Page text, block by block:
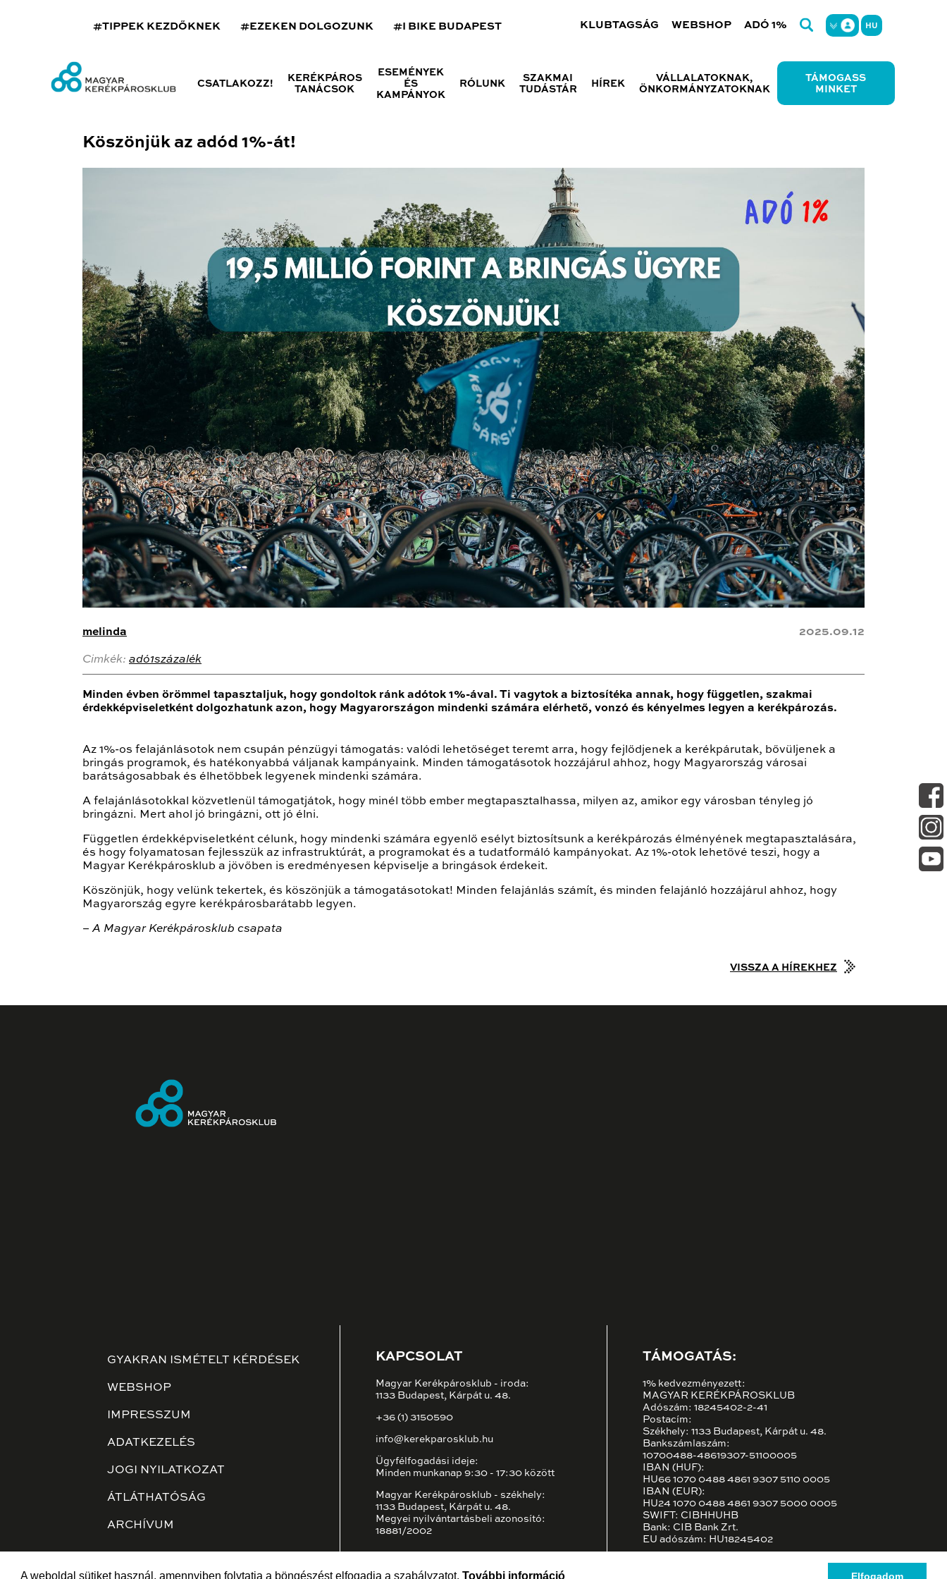
A weboldal sütiket használ, amennyiben folytatja a böngészést elfogadja a szabályzatot. További információ Elfogadom
#TIPPEK KEZDŐKNEK #EZEKEN DOLGOZUNK #I BIKE BUDAPEST KLUBTAGSÁG WEBSHOP ADÓ 1% HU
CSATLAKOZZ!
KERÉKPÁROS
TANÁCSOK
ESEMÉNYEK
ÉS
KAMPÁNYOK
RÓLUNK
SZAKMAI
TUDÁSTÁR
HÍREK
VÁLLALATOKNAK,
ÖNKORMÁNYZATOKNAK
TÁMOGASS
MINKET
Köszönjük az adód 1%-át!
melinda 2025.09.12
Cimkék: adó1százalék
Minden évben örömmel tapasztaljuk, hogy gondoltok ránk adótok 1%-ával. Ti vagytok a biztosítéka annak, hogy független, szakmai
érdekképviseletként dolgozhatunk azon, hogy Magyarországon mindenki számára elérhető, vonzó és kényelmes legyen a kerékpározás.
Az 1%-os felajánlásotok nem csupán pénzügyi támogatás: valódi lehetőséget teremt arra, hogy fejlődjenek a kerékpárutak, bővüljenek a
bringás programok, és hatékonyabbá váljanak kampányaink. Minden támogatásotok hozzájárul ahhoz, hogy Magyarország városai
barátságosabbak és élhetőbbek legyenek mindenki számára.
A felajánlásotokkal közvetlenül támogatjátok, hogy minél több ember megtapasztalhassa, milyen az, amikor egy városban tényleg jó
bringázni. Mert ahol jó bringázni, ott jó élni.
Független érdekképviseletként célunk, hogy mindenki számára egyenlő esélyt biztosítsunk a kerékpározás élményének megtapasztalására,
és hogy folyamatosan fejlesszük az infrastruktúrát, a programokat és a tudatformáló kampányokat. Az 1%-otok lehetővé teszi, hogy a
Magyar Kerékpárosklub a jövőben is eredményesen képviselje a bringások érdekeit.
Köszönjük, hogy velünk tekertek, és köszönjük a támogatásotokat! Minden felajánlás számít, és minden felajánló hozzájárul ahhoz, hogy
Magyarország egyre kerékpárosbarátabb legyen.
– A Magyar Kerékpárosklub csapata
VISSZA A HÍREKHEZ
GYAKRAN ISMÉTELT KÉRDÉSEK
WEBSHOP
IMPRESSZUM
ADATKEZELÉS
JOGI NYILATKOZAT
ÁTLÁTHATÓSÁG
ARCHÍVUM
KAPCSOLAT
Magyar Kerékpárosklub - iroda:
1133 Budapest, Kárpát u. 48.
+36 (1) 3150590
info@kerekparosklub.hu
Ügyfélfogadási ideje:
Minden munkanap 9:30 - 17:30 között
Magyar Kerékpárosklub - székhely:
1133 Budapest, Kárpát u. 48.
Megyei nyilvántartásbeli azonosító:
18881/2002
TÁMOGATÁS:
1% kedvezményezett:
MAGYAR KERÉKPÁROSKLUB
Adószám: 18245402-2-41
Postacím:
Székhely: 1133 Budapest, Kárpát u. 48.
Bankszámlaszám:
10700488-48619307-51100005
IBAN (HUF):
HU66 1070 0488 4861 9307 5110 0005
IBAN (EUR):
HU24 1070 0488 4861 9307 5000 0005
SWIFT: CIBHHUHB
Bank: CIB Bank Zrt.
EU adószám: HU18245402